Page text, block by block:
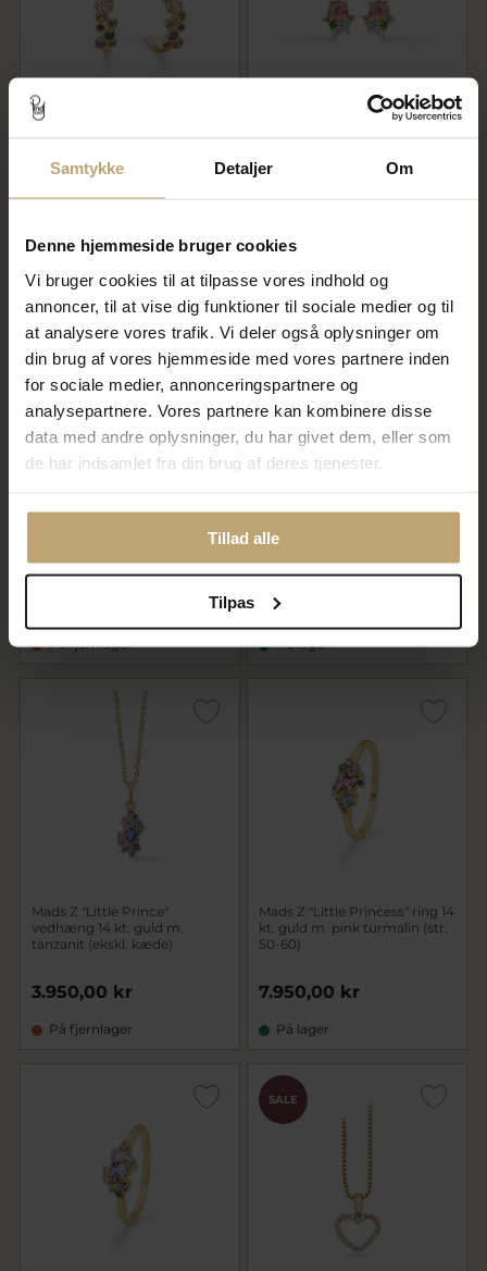
Samtykke Detaljer Om
Denne hjemmeside bruger cookies
Vi bruger cookies til at tilpasse vores indhold og
annoncer, til at vise dig funktioner til sociale medier og til
at analysere vores trafik. Vi deler også oplysninger om
din brug af vores hjemmeside med vores partnere inden
for sociale medier, annonceringspartnere og
analysepartnere. Vores partnere kan kombinere disse
data med andre oplysninger, du har givet dem, eller som
de har indsamlet fra din brug af deres tjenester.
Tillad alle
Tilpas
ædelsten
På fjernlager
tanzanit
På fjernlager
vedhæng 14 kt. guld m. pink
turmalin (ekskl. kæde)
3.950,00 kr
På lager
Mads Z "Little Prince"
vedhæng 14 kt. guld m.
tanzanit (ekskl. kæde)
3.950,00 kr
På fjernlager
Mads Z "Little Princess" ring 14
kt. guld m. pink turmalin (str.
50-60)
7.950,00 kr
På lager
SALE